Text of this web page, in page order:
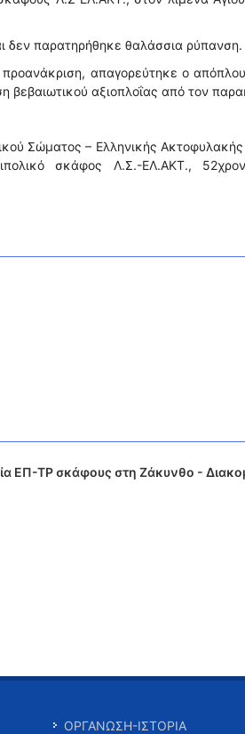
δεν παρατηρήθηκε θαλάσσια ρύπανση.
προανάκριση, απαγορεύτηκε ο
αξιοπλοΐας από τον
Σώματος – Ελληνικής
σκάφος Λ.Σ.-ΕΛ.ΑΚΤ.,
ΕΠ-ΤΡ σκάφους στη Ζάκυνθο -
ΟΡΓΑΝΩΣΗ-ΙΣΤΟΡΙΑ